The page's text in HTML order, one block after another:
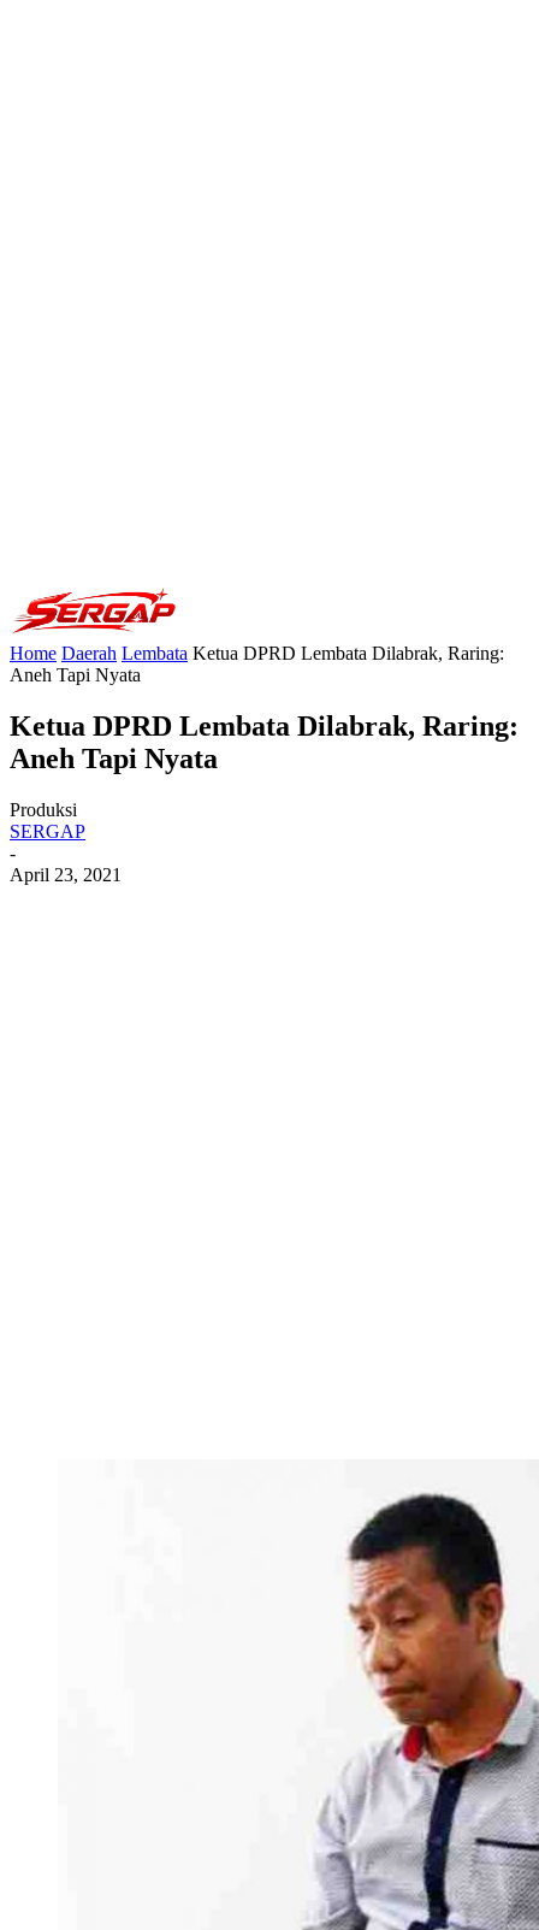
Home Daerah Lembata Ketua DPRD Lembata Dilabrak, Raring:
Aneh Tapi Nyata
Ketua DPRD Lembata Dilabrak, Raring:
Aneh Tapi Nyata
Produksi
SERGAP
-
April 23, 2021